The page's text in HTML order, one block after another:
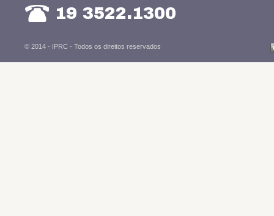
19 3522.1300
© 2014 - IPRC - Todos os direitos reservados